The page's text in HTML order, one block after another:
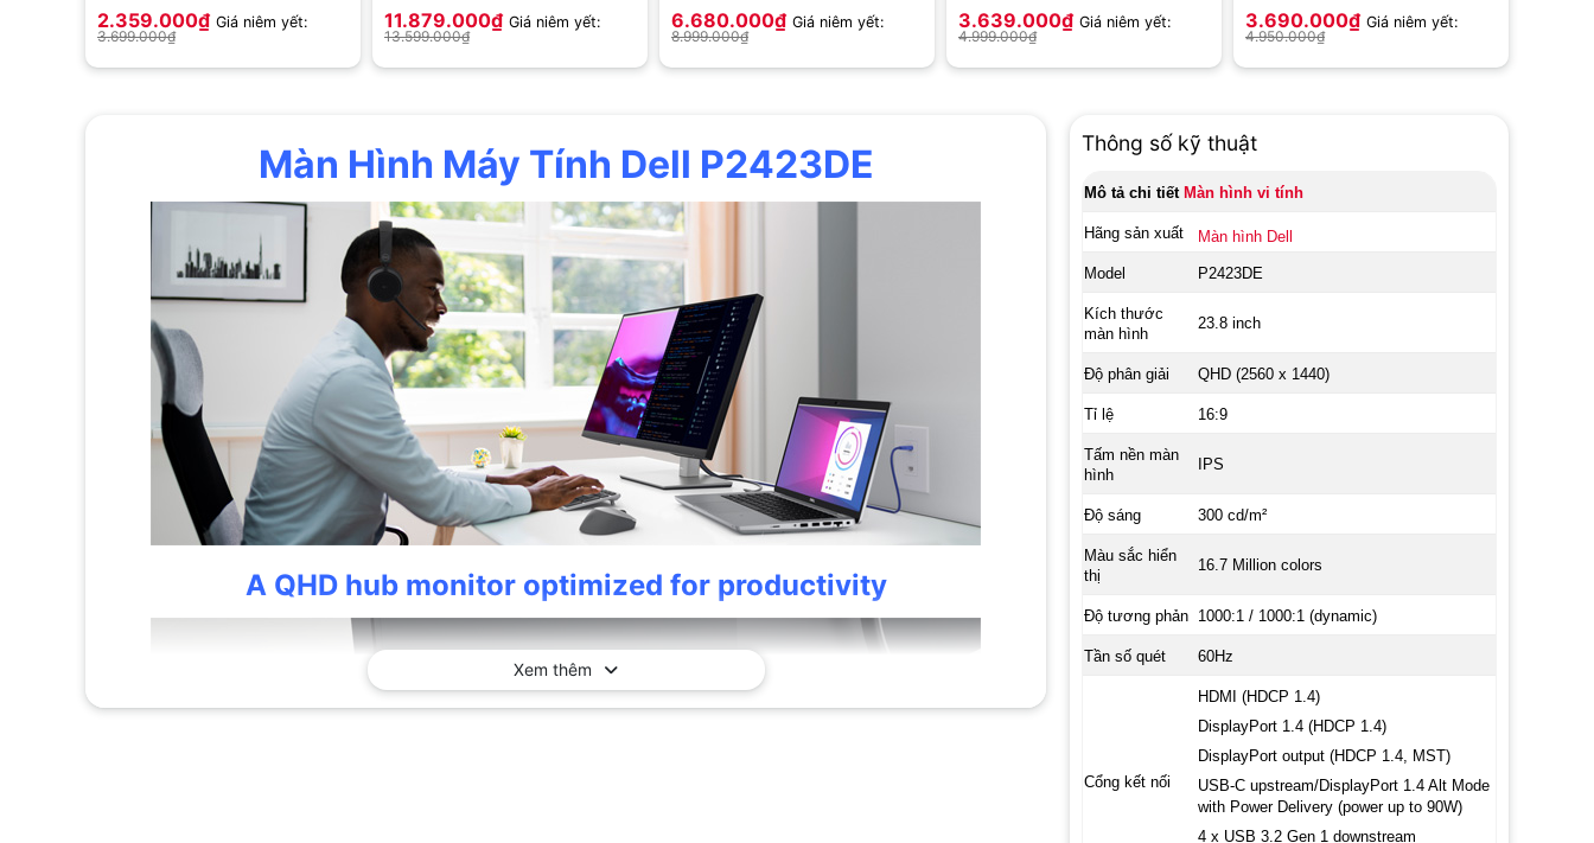
2.359.000₫ Giá niêm yết:
3.699.000₫
Network RJ45 – Thunderbolt4)
11.879.000₫ Giá niêm yết:
13.599.000₫
TypeC – Network RJ45)
6.680.000₫ Giá niêm yết:
8.999.000₫
3.639.000₫ Giá niêm yết:
4.999.000₫
3.690.000₫ Giá niêm yết:
4.950.000₫
Màn Hình Máy Tính Dell P2423DE
A QHD hub monitor optimized for productivity
Xem thêm
Thông số kỹ thuật
Mô tả chi tiết Màn hình vi tính
Hãng sản xuất Màn hình Dell
Model P2423DE
Kích thước
màn hình
23.8 inch
Độ phân giải QHD (2560 x 1440)
Tỉ lệ 16:9
Tấm nền màn
hình
IPS
Độ sáng 300 cd/m²
Màu sắc hiển
thị
16.7 Million colors
Độ tương phản 1000:1 / 1000:1 (dynamic)
Tần số quét 60Hz
Cổng kết nối
HDMI (HDCP 1.4)
DisplayPort 1.4 (HDCP 1.4)
DisplayPort output (HDCP 1.4, MST)
USB-C upstream/DisplayPort 1.4 Alt Mode
with Power Delivery (power up to 90W)
4 x USB 3.2 Gen 1 downstream